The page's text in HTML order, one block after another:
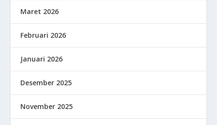
Maret 2026
Februari 2026
Januari 2026
Desember 2025
November 2025